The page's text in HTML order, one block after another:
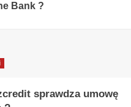
Bank ?
sprawdza umowę